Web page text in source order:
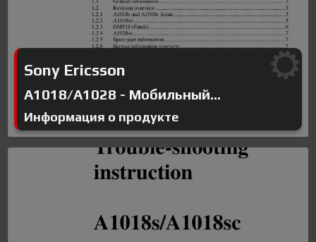
Sony Ericsson
A1018/A1028 - Мобильный...
Информация о продукте